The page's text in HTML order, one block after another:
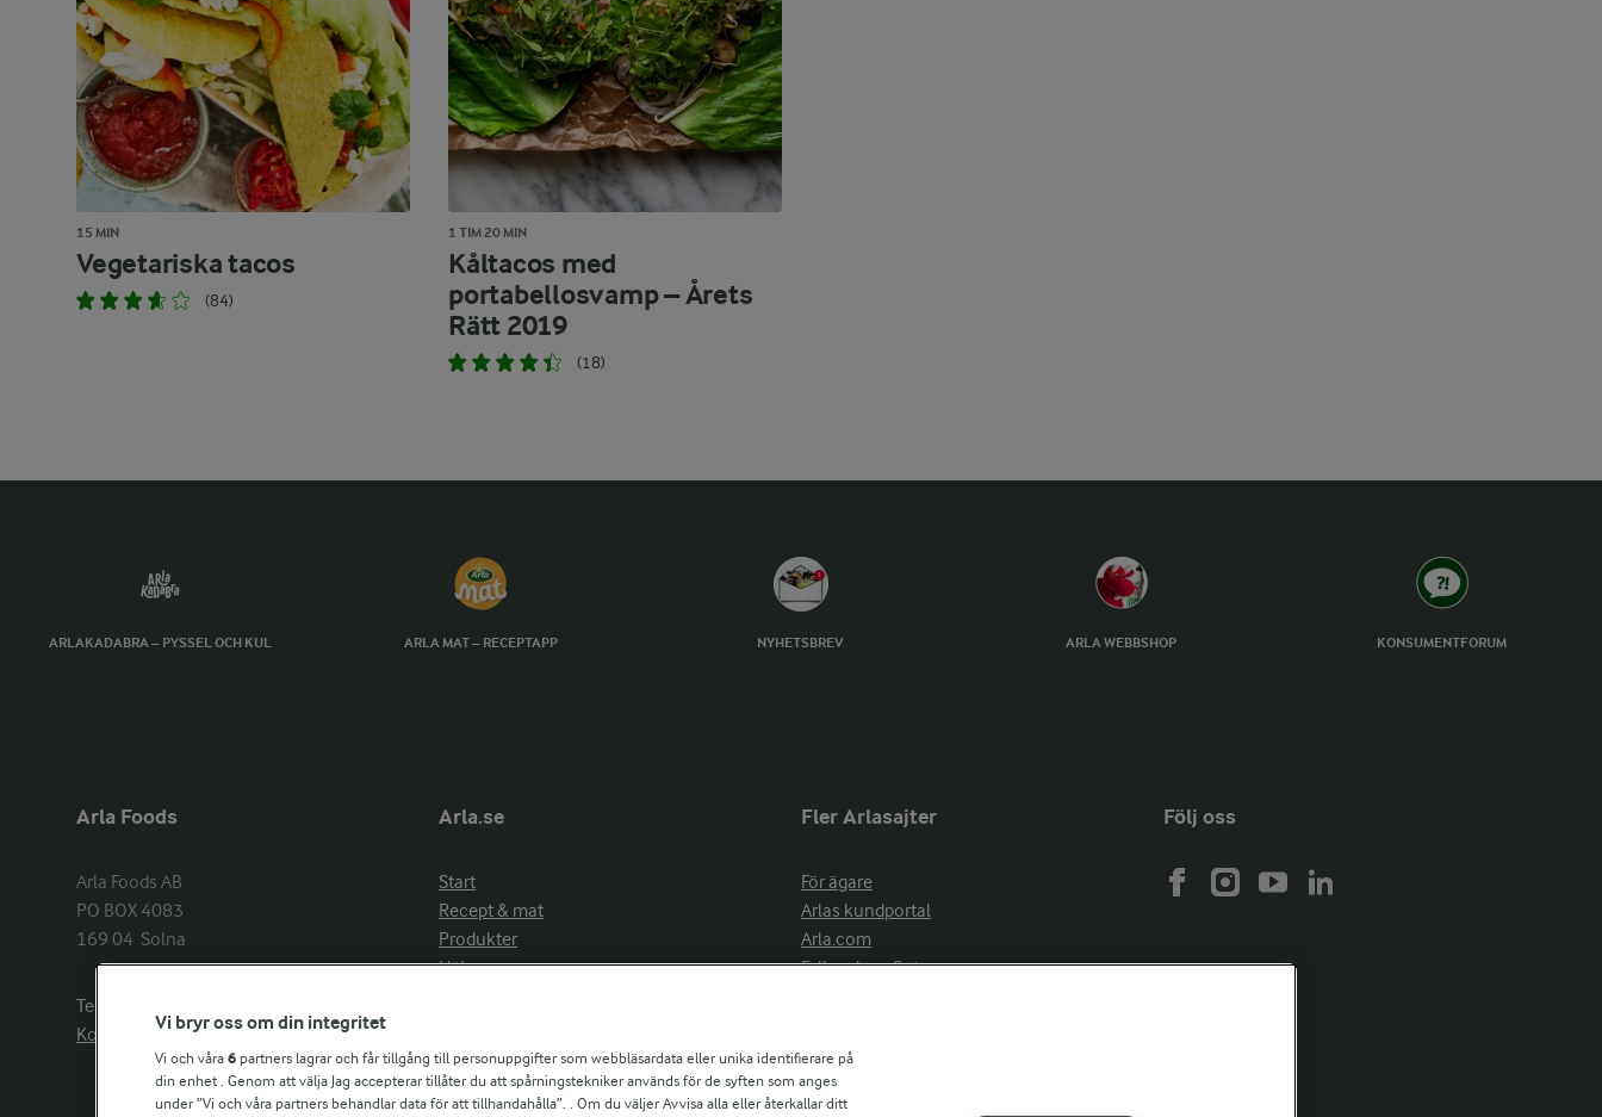
15 MIN
Vegetariska tacos
(84)
1 TIM 20 MIN
Kåltacos med
portabellosvamp – Årets
Rätt 2019
(18)
ARLAKADABRA – PYSSEL OCH KUL ARLA MAT – RECEPTAPP NYHETSBREV ARLA WEBBSHOP KONSUMENTFORUM
Arla Foods
Arla Foods AB
PO BOX 4083
169 04  Solna
Telefon:
Kontakta oss
Arla.se
Start
Recept & mat
Produkter
Hälsa
Aktuellt
Om Arla
Nyheter & press
Fler Arlasajter
För ägare
Arlas kundportal
Arla.com
Falbygdens Ost
Följ oss
Vi bryr oss om din integritet
Vi och våra 6 partners lagrar och får tillgång till personuppgifter som webbläsardata eller unika identifierare på
din enhet . Genom att välja Jag accepterar tillåter du att spårningstekniker används för de syften som anges
under ”Vi och våra partners behandlar data för att tillhandahålla”. . Om du väljer Avvisa alla eller återkallar ditt